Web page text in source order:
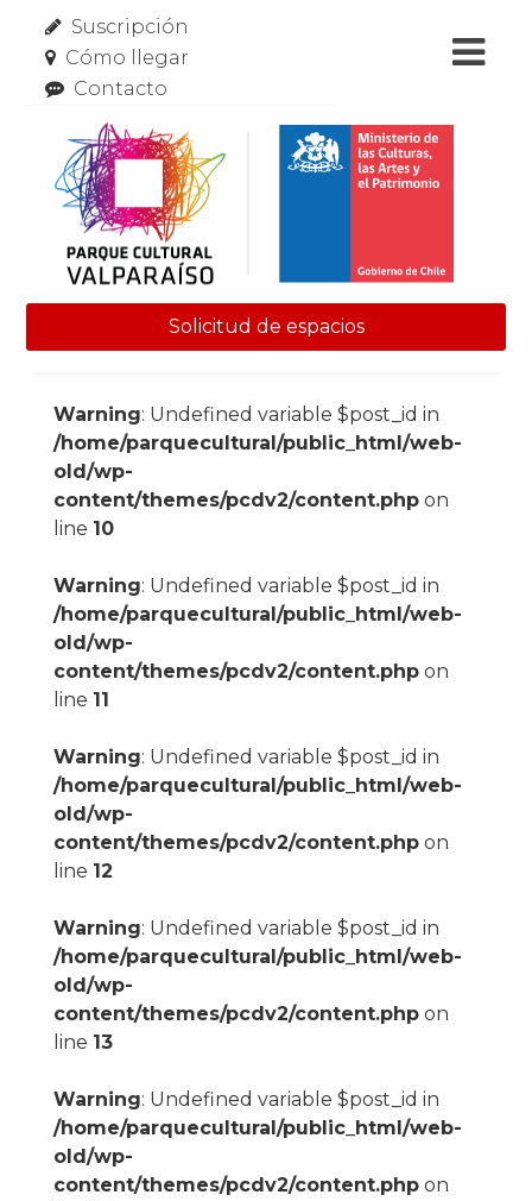
Suscripción
Cómo llegar
Contacto
Solicitud de espacios
Warning: Undefined variable $post_id in
/home/parquecultural/public_html/web-
old/wp-
content/themes/pcdv2/content.phpon
line 10
Warning: Undefined variable $post_id in
/home/parquecultural/public_html/web-
old/wp-
content/themes/pcdv2/content.phpon
line 11
Warning: Undefined variable $post_id in
/home/parquecultural/public_html/web-
old/wp-
content/themes/pcdv2/content.phpon
line 12
Warning: Undefined variable $post_id in
/home/parquecultural/public_html/web-
old/wp-
content/themes/pcdv2/content.phpon
line 13
Warning: Undefined variable $post_id in
/home/parquecultural/public_html/web-
old/wp-
content/themes/pcdv2/content.phpon